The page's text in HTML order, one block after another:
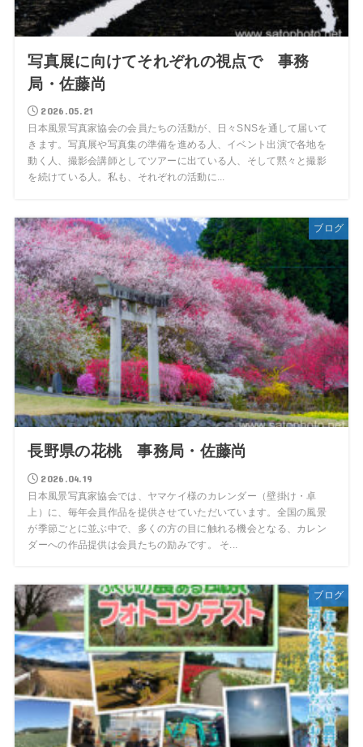
写真展に向けてそれぞれの視点で 事務
局・佐藤尚
2026.05.21
日本風景写真家協会の会員たちの活動が、日々SNSを通して届いて
きます。写真展や写真集の準備を進める人、イベント出演で各地を
動く人、撮影会講師としてツアーに出ている人、そして黙々と撮影
を続けている人。私も、それぞれの活動に...
ブログ
長野県の花桃 事務局・佐藤尚
2026.04.19
日本風景写真家協会では、ヤマケイ様のカレンダー（壁掛け・卓
上）に、毎年会員作品を提供させていただいています。全国の風景
が季節ごとに並ぶ中で、多くの方の目に触れる機会となる、カレン
ダーへの作品提供は会員たちの励みです。 そ...
ブログ